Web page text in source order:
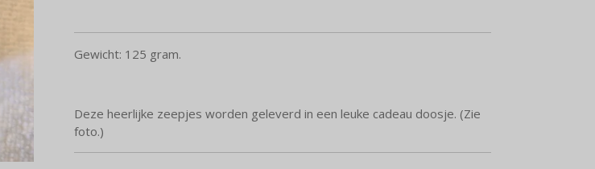
Gewicht: 125 gram.
Deze heerlijke zeepjes worden geleverd in een leuke cadeau doosje. (Zie
foto.)